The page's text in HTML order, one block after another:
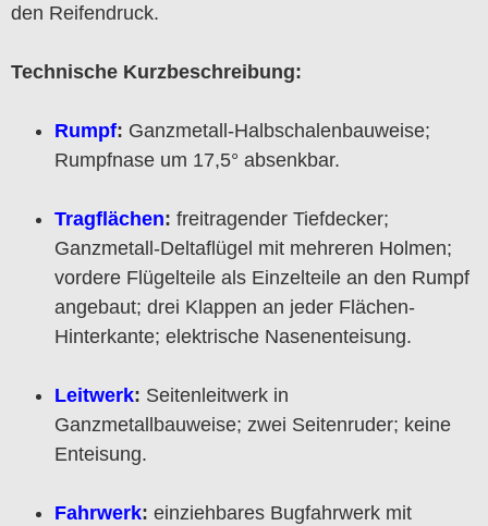
den Reifendruck.
Technische Kurzbeschreibung:
Rumpf: Ganzmetall-Halbschalenbauweise;
Rumpfnase um 17,5° absenkbar.
Tragflächen: freitragender Tiefdecker;
Ganzmetall-Deltaflügel mit mehreren Holmen;
vordere Flügelteile als Einzelteile an den Rumpf
angebaut; drei Klappen an jeder Flächen-
Hinterkante; elektrische Nasenenteisung.
Leitwerk: Seitenleitwerk in
Ganzmetallbauweise; zwei Seitenruder; keine
Enteisung.
Fahrwerk: einziehbares Bugfahrwerk mit